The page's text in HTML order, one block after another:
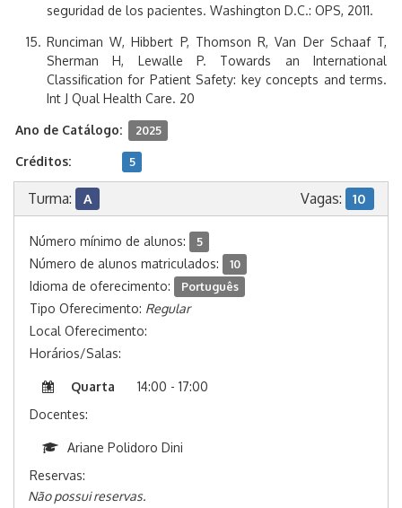
seguridad de los pacientes. Washington D.C.: OPS, 2011.
Runciman W, Hibbert P, Thomson R, Van Der Schaaf T,
Sherman H, Lewalle P. Towards an International
Classification for Patient Safety: key concepts and terms.
Int J Qual Health Care. 20
Ano de Catálogo: 2025
Créditos: 5
Turma: A Vagas: 10
Número mínimo de alunos: 5
Número de alunos matriculados: 10
Idioma de oferecimento: Português
Tipo Oferecimento: Regular
Local Oferecimento:
Horários/Salas:
Quarta
14:00 - 17:00
Docentes:
Ariane Polidoro Dini
Reservas:
Não possui reservas.